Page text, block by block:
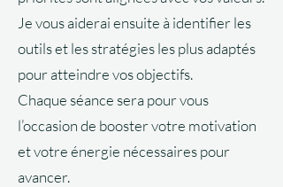
Je vous aiderai ensuite à identifier les
outils et les stratégies les plus adaptés
pour atteindre vos objectifs.
Chaque séance sera pour vous
l’occasion de booster votre motivation
et votre énergie nécessaires pour
avancer.